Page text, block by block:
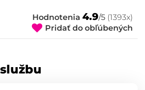
Hodnotenia 4.9/5 (1393x)
Pridať do obľúbených